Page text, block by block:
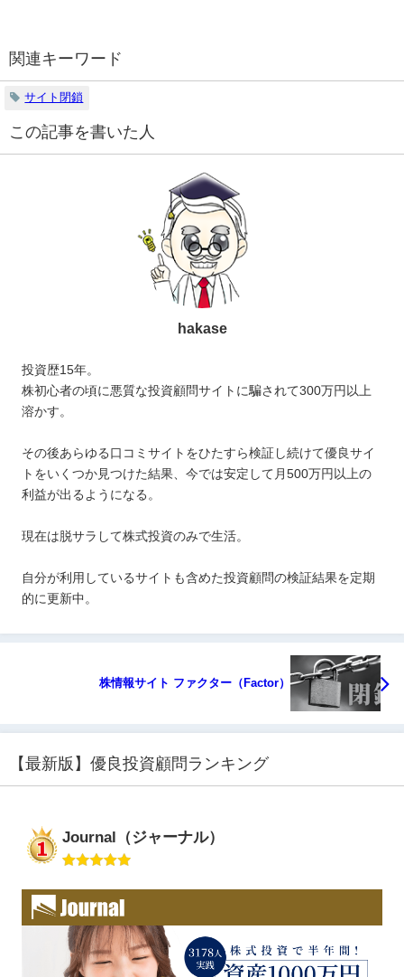
関連キーワード
サイト閉鎖
この記事を書いた人
hakase
投資歴15年。
株初心者の頃に悪質な投資顧問サイトに騙されて300万円以上
溶かす。
その後あらゆる口コミサイトをひたすら検証し続けて優良サイ
トをいくつか見つけた結果、今では安定して月500万円以上の
利益が出るようになる。
現在は脱サラして株式投資のみで生活。
自分が利用しているサイトも含めた投資顧問の検証結果を定期
的に更新中。
株情報サイト ファクター（Factor）
【最新版】優良投資顧問ランキング
Journal（ジャーナル）